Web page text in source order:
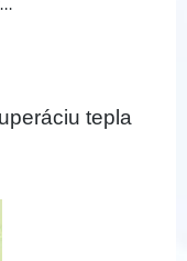
tepla